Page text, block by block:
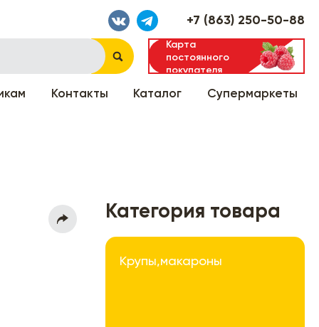
+7 (863) 250-50-88
Карта
постоянного
покупателя
Контакты Каталог Супермаркеты
Категория товара
Крупы,макароны